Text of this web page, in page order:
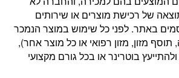
של רכישת מוצרים או שירותים
באתר. לפני כל שימוש במוצר הנמכר
מזון, מזון רפואי או כל מוצר אחר),
ולהתייעץ בוטרינר או בכל גורם מקצועי